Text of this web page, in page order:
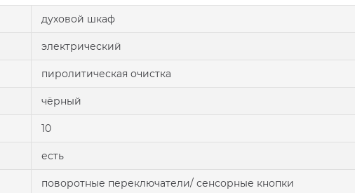
духовой шкаф
электрический
пиролитическая очистка
чёрный
10
есть
поворотные переключатели/ сенсорные кнопки